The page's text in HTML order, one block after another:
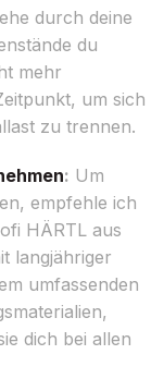
durch deine
du
mehr
um sich
zu trennen.
: Um
empfehle ich
HÄRTL aus
langjähriger
umfassenden
dich bei allen